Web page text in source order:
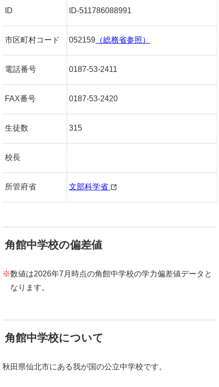
ID ID-511786088991
市区町村コード 052159 （総務省参照）
電話番号 0187-53-2411
FAX番号 0187-53-2420
生徒数 315
校長
所管府省 文部科学省
角館中学校の偏差値
※数値は2026年7月時点の角館中学校の学力偏差値データと
なります。
角館中学校について
秋田県仙北市にある我が国の公立中学校です。